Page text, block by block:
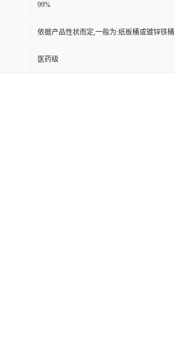
99%
依据产品性状而定,一般为:纸板桶或镀锌铁桶
医药级